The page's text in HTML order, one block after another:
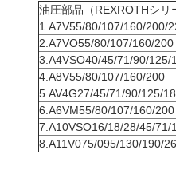
油圧部品（REXROTHシリ
1.A7V55/80/107/160/200/
2.A7VO55/80/107/160/200
3.A4VSO40/45/71/90/125/
4.A8V55/80/107/160/200
5.AV4G27/45/71/90/125/
6.A6VM55/80/107/160/200
7.A10VSO16/18/28/45/71/
8.A11V075/095/130/190/